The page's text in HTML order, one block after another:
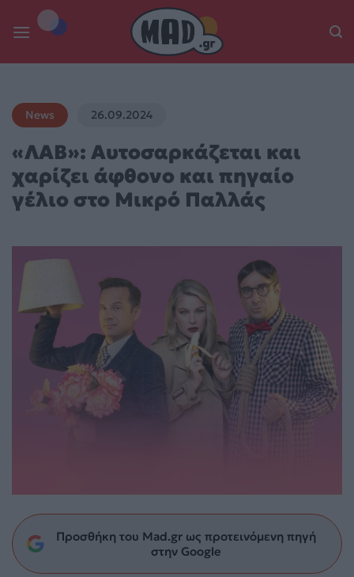
News 26.09.2024
«ΛΑΒ»: Αυτοσαρκάζεται και
χαρίζει άφθονο και πηγαίο
γέλιο στο Μικρό Παλλάς
Προσθήκη του Mad.gr ως προτεινόμενη πηγή
στην Google